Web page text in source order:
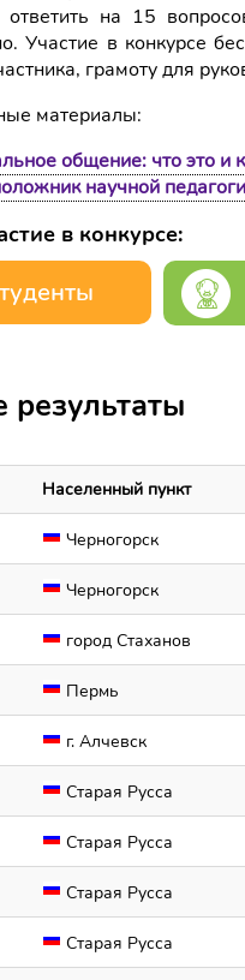
ответить на 15
Участие в конкурсе
грамоту для
материалы:
общение: что это и
научной
в конкурсе:
Населенный пункт
Черногорск
Черногорск
город Стаханов
Пермь
г. Алчевск
Старая Русса
Старая Русса
Старая Русса
Старая Русса